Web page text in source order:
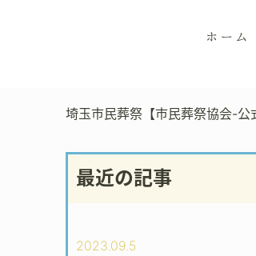
ホーム
埼玉市民葬祭【市民葬祭協会-公
最近の記事
2023.09.5